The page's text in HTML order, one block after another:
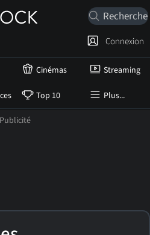
Cinémas Streaming
Top 10 Plus...
Connexion